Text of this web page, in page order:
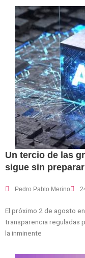
Un tercio de las
sigue sin
Pedro Pablo Merino
El próximo 2 de agosto
transparencia reguladas
la inminente